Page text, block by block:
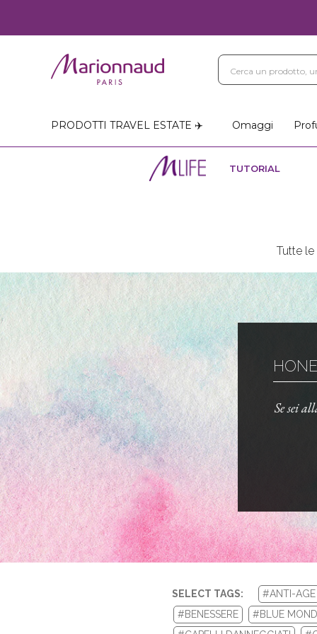
PRODOTTI TRAVEL ESTATE ✈️ Omaggi
TUTORIAL
Tutte
Se sei
SELECT TAGS: #ANTI-AGE
#BENESSERE
#BLUE